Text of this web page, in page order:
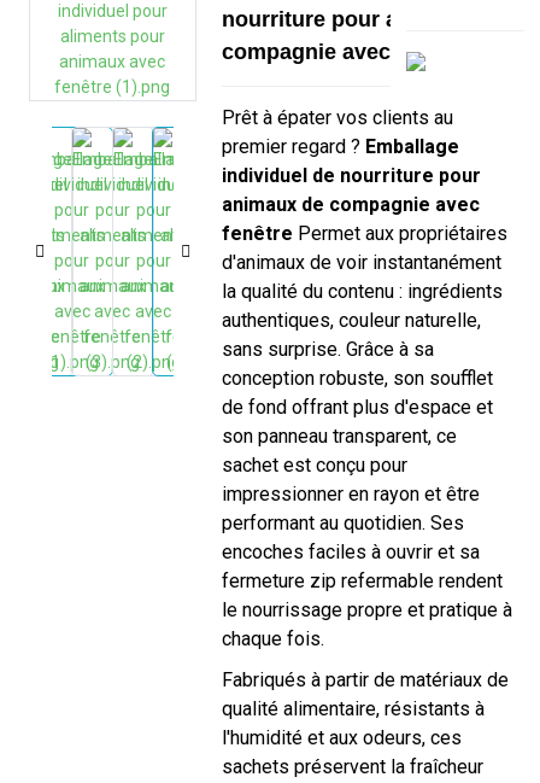
nourriture pour animaux de
compagnie avec fenêtre
Prêt à épater vos clients au
premier regard ? Emballage
individuel de nourriture pour
animaux de compagnie avec
fenêtre Permet aux propriétaires
d'animaux de voir instantanément
la qualité du contenu : ingrédients
authentiques, couleur naturelle,
sans surprise. Grâce à sa
conception robuste, son soufflet
de fond offrant plus d'espace et
son panneau transparent, ce
sachet est conçu pour
impressionner en rayon et être
performant au quotidien. Ses
encoches faciles à ouvrir et sa
fermeture zip refermable rendent
le nourrissage propre et pratique à
chaque fois.
Fabriqués à partir de matériaux de
qualité alimentaire, résistants à
l'humidité et aux odeurs, ces
sachets préservent la fraîcheur